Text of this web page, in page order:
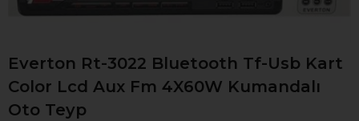
Everton Rt-3022 Bluetooth Tf-Usb Kart
Color Lcd Aux Fm 4X60W Kumandalı
Oto Teyp